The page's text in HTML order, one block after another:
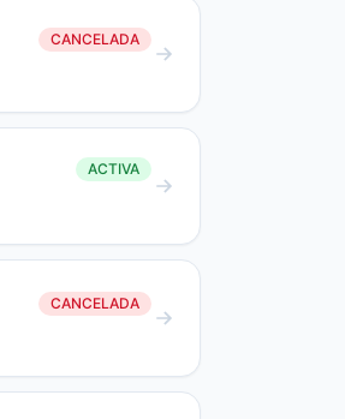
CANCELADA
ACTIVA
CANCELADA